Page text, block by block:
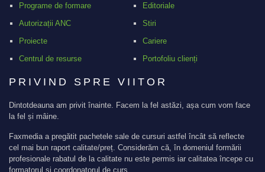
Programe de formare
Autorizații ANC
Proiecte
Centrul de resurse
Editoriale
Stiri
Cariere
Portofoliu clienți
PRIVIND SPRE VIITOR
Dintotdeauna am privit înainte. Facem la fel astăzi, așa cum vom face
la fel și mâine.
Faxmedia a pregătit pachetele sale de cursuri astfel încât să reflecte
cel mai bun raport calitate/preț. Considerăm că, în domeniul formării
profesionale rabatul de la calitate nu este permis iar calitatea începe cu
formatorul și coordonatorul de curs.